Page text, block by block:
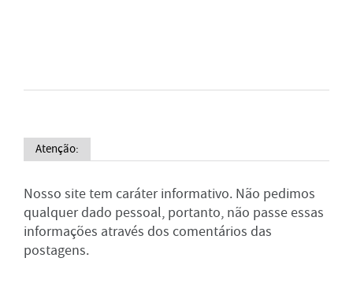
Atenção:
Nosso site tem caráter informativo. Não pedimos
qualquer dado pessoal, portanto, não passe essas
informações através dos comentários das
postagens.